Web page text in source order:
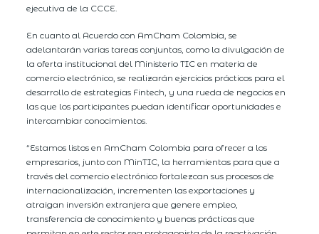
ejecutiva de la CCCE.
En cuanto al Acuerdo con AmCham Colombia, se
adelantarán varias tareas conjuntas, como la divulgación de
la oferta institucional del Ministerio TIC en materia de
comercio electrónico, se realizarán ejercicios prácticos para el
desarrollo de estrategias Fintech, y una rueda de negocios en
las que los participantes puedan identificar oportunidades e
intercambiar conocimientos.
“Estamos listos en AmCham Colombia para ofrecer a los
empresarios, junto con MinTIC, la herramientas para que a
través del comercio electrónico fortalezcan sus procesos de
internacionalización, incrementen las exportaciones y
atraigan inversión extranjera que genere empleo,
transferencia de conocimiento y buenas prácticas que